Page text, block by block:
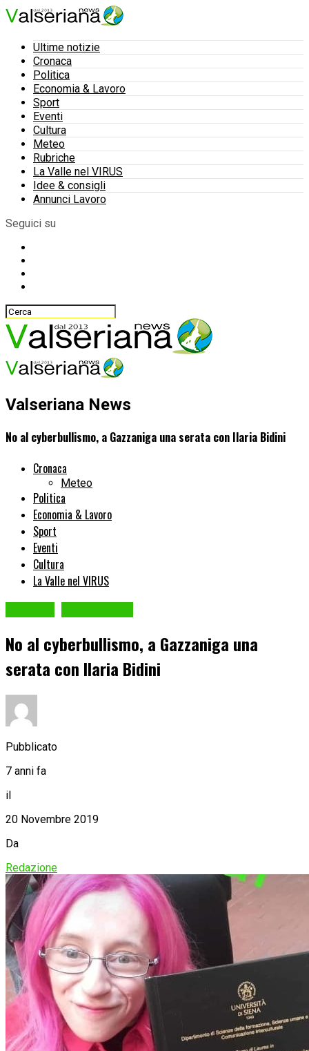
Ultime notizie
Cronaca
Politica
Economia & Lavoro
Sport
Eventi
Cultura
Meteo
Rubriche
La Valle nel VIRUS
Idee & consigli
Annunci Lavoro
Seguici su
Valseriana News
No al cyberbullismo, a Gazzaniga una serata con Ilaria Bidini
Cronaca
Meteo
Politica
Economia & Lavoro
Sport
Eventi
Cultura
La Valle nel VIRUS
No al cyberbullismo, a Gazzaniga una
serata con Ilaria Bidini
Pubblicato
7 anni fa
il
20 Novembre 2019
Da
Redazione